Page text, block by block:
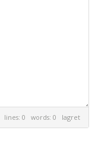
lines: 0 words: 0 lagret